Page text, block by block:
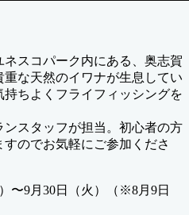
スコパーク内にある、奥志賀
な天然のイワナが生息してい
ちよくフライフィッシングを
スタッフが担当。初心者の方
のでお気軽にご参加くださ
〜9月30日（火）（※8月9日